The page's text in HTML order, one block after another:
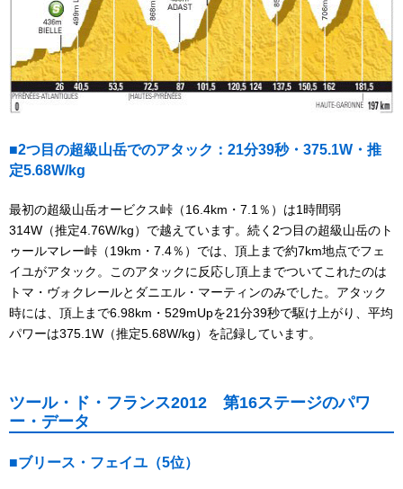
■2つ目の超級山岳でのアタック：21分39秒・375.1W・推
定5.68W/kg
最初の超級山岳オービクス峠（16.4km・7.1％）は1時間弱
314W（推定4.76W/kg）で越えています。続く2つ目の超級山岳のト
ゥールマレー峠（19km・7.4％）では、頂上まで約7km地点でフェ
イユがアタック。このアタックに反応し頂上までついてこれたのは
トマ・ヴォクレールとダニエル・マーティンのみでした。アタック
時には、頂上まで6.98km・529mUpを21分39秒で駆け上がり、平均
パワーは375.1W（推定5.68W/kg）を記録しています。
ツール・ド・フランス2012 第16ステージのパワ
ー・データ
■ブリース・フェイユ（5位）